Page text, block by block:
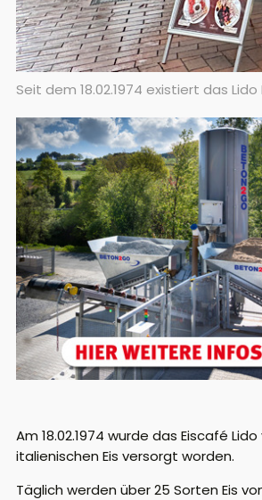
Seit dem 18.02.1974 existiert das
Am 18.02.1974 wurde das Eiscafé
italienischen Eis versorgt worden.
Täglich werden über 25 Sorten Eis